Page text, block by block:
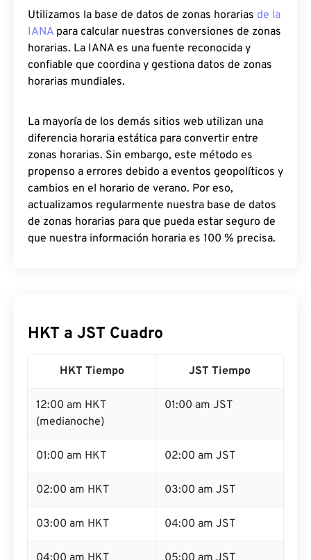
Utilizamos la base de datos de zonas horarias de la
IANA para calcular nuestras conversiones de zonas
horarias. La IANA es una fuente reconocida y
confiable que coordina y gestiona datos de zonas
horarias mundiales.
La mayoría de los demás sitios web utilizan una
diferencia horaria estática para convertir entre
zonas horarias. Sin embargo, este método es
propenso a errores debido a eventos geopolíticos y
cambios en el horario de verano. Por eso,
actualizamos regularmente nuestra base de datos
de zonas horarias para que pueda estar seguro de
que nuestra información horaria es 100 % precisa.
HKT a JST Cuadro
HKT Tiempo JST Tiempo
12:00 am HKT
(medianoche)
01:00 am JST
01:00 am HKT 02:00 am JST
02:00 am HKT 03:00 am JST
03:00 am HKT 04:00 am JST